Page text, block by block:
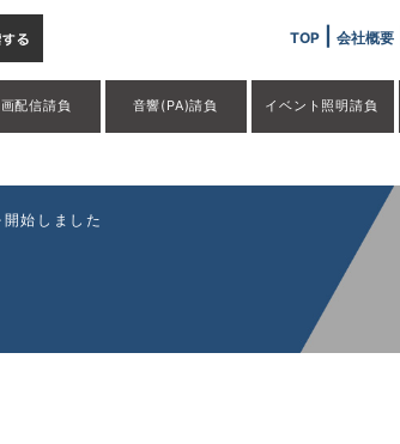
30m】の取扱いを開始しました」" />
TOP| 会社概要|
配信請負 音響(PA)請負 イベント照明請負
始しました